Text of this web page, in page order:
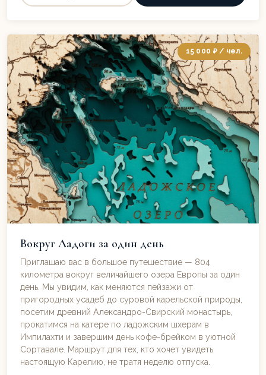
15 000 ₽ / чел.
Вокруг Ладоги за один день
Приглашаю вас в большое путешествие — 804
километра вокруг величайшего озера Европы за один
день. Мы увидим, как меняются пейзажи от
пригородных усадеб до суровой карельской природы,
посетим древний Александро-Свирский монастырь,
прокатимся на катере по ладожским шхерам в
Импилахти и завершим день кофе-брейком в уютной
Сортавале. Маршрут для тех, кто хочет увидеть
настоящую Карелию, не тратя неделю отпуска.